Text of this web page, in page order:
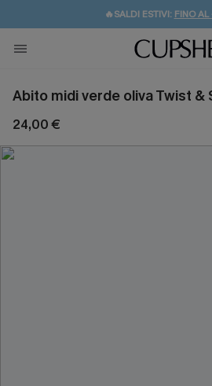
🔥SALDI ESTIVI: FINO
🚚SPEDIZIONE
💌REGALO PER I NUOVI: 20%
Abito midi verde oliva Twist &
24,00 €